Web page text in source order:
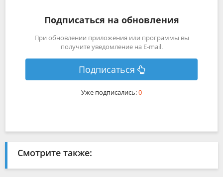
Подписаться на обновления
При обновлении приложения или программы вы
получите уведомление на E-mail.
Подписаться
Уже подписались:0
Смотрите также: